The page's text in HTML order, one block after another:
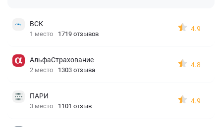
ВСК
1 место 1719 отзывов
4.9
АльфаСтрахование
2 место 1303 отзыва
4.8
ПАРИ
3 место 1101 отзыв
4.9